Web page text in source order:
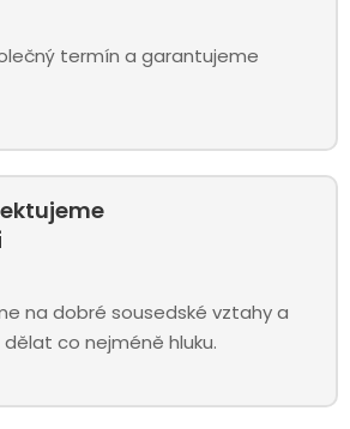
termín a garantujeme
na dobré sousedské vztahy a
co nejméně hluku.